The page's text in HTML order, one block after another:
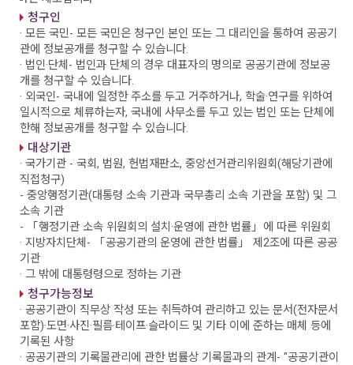
청구인
· 모든 국민- 모든 국민은 청구인 본인 또는 그 대리인을 통하여 공공기
관에 정보공개를 청구할 수 있습니다.
· 법인·단체 - 법인과 단체의 경우 대표자의 명의로 공공기관에 정보공
개를 청구할 수 있습니다.
· 외국인- 국내에 일정한 주소를 두고 거주하거나, 학술·연구를 위하여
일시적으로 체류하는자, 국내에 사무소를 두고 있는 법인 또는 단체에
한해 정보공개를 청구할 수 있습니다.
대상기관
· 국가기관 - 국회, 법원, 헌법재판소, 중앙선거관리위원회(해당기관에
직접청구)
- 중앙행정기관(대통령 소속 기관과 국무총리 소속 기관을 포함) 및 그
소속 기관
- 「행정기관 소속 위원회의 설치·운영에 관한 법률」에 따른 위원회
· 지방자치단체 - 「공공기관의 운영에 관한 법률」 제2조에 따른 공공
기관
· 그 밖에 대통령령으로 정하는 기관
청구가능정보
· 공공기관이 직무상 작성 또는 취득하여 관리하고 있는 문서(전자문서
포함)·도면·사진·필름·테이프·슬라이드 및 기타 이에 준하는 매체 등에
기록된 사항
· 공공기관의 기록물관리에 관한 법률상 기록물과의 관계 - "공공기관이